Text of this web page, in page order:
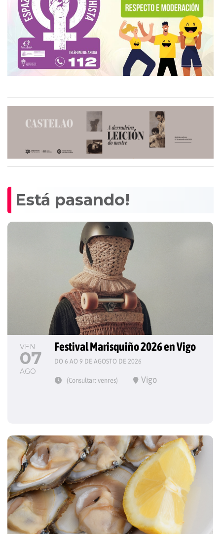
Está pasando!
VEN
07
AGO
Festival Marisquiño 2026 en Vigo
DO 6 AO 9 DE AGOSTO DE 2026
(Consultar: venres) Vigo